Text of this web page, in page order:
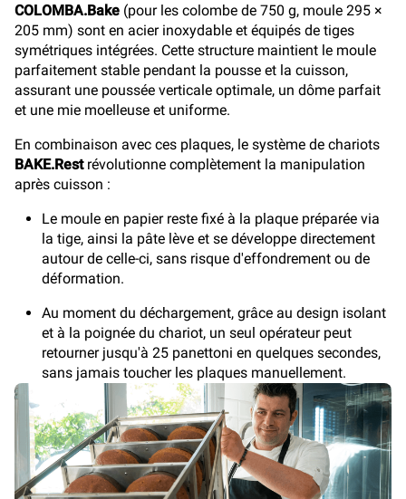
COLOMBA.Bake (pour les colombe de 750 g, moule 295 ×
205 mm) sont en acier inoxydable et équipés de tiges
symétriques intégrées. Cette structure maintient le moule
parfaitement stable pendant la pousse et la cuisson,
assurant une poussée verticale optimale, un dôme parfait
et une mie moelleuse et uniforme.
En combinaison avec ces plaques, le système de chariots
BAKE.Restrévolutionne complètement la manipulation
après cuisson :
Le moule en papier reste fixé à la plaque préparée via
la tige, ainsi la pâte lève et se développe directement
autour de celle-ci, sans risque d'effondrement ou de
déformation.
Au moment du déchargement, grâce au design isolant
et à la poignée du chariot, un seul opérateur peut
retourner jusqu'à 25 panettoni en quelques secondes,
sans jamais toucher les plaques manuellement.